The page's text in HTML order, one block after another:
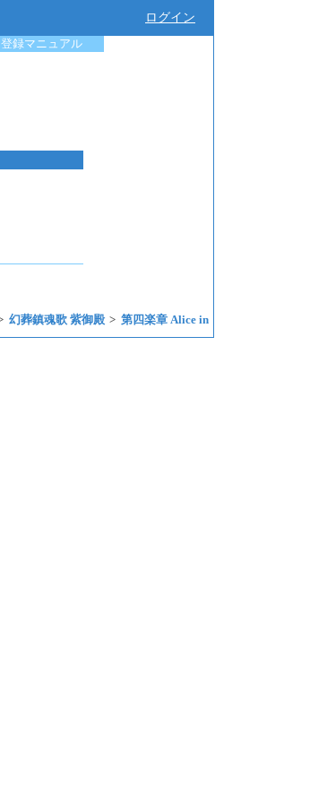
ログイン
登録マニュアル
幻葬鎮魂歌 紫御殿 第四楽章 Alice in